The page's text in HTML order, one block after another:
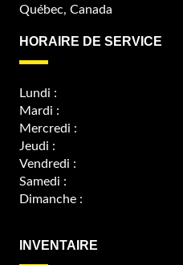
Québec, Canada
HORAIRE DE SERVICE
Lundi :
Mardi :
Mercredi :
Jeudi :
Vendredi :
Samedi :
Dimanche :
INVENTAIRE